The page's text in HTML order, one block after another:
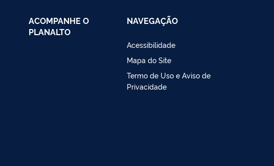
ACOMPANHE O
PLANALTO
NAVEGAÇÃO
Acessibilidade
Mapa do Site
Termo de Uso e Aviso de
Privacidade